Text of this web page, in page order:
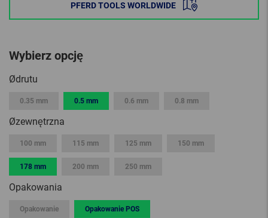
PFERD TOOLS WORLDWIDE
Wybierz opcję
Ødrutu
0.35 mm 0.5 mm 0.6 mm 0.8 mm
Øzewnętrzna
100 mm 115 mm 125 mm 150 mm
178 mm 200 mm 250 mm
Opakowania
Opakowanie Opakowanie POS